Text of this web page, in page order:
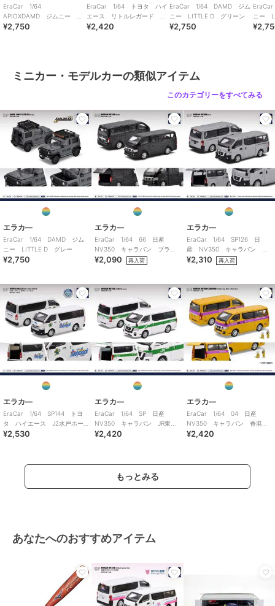
EraCar 1/64
APIOXDAMD ジムニー
THE ROOTS 東京オートサ
¥2,750
EraCar 1/64 トヨタ ハイ
エース リトルレガード
15th ANNIVERSARY
¥2,420
EraCar 1/64 DAMD ジム
ニー LITTLE D グリーン
¥2,750
ニー
ミニカー・モデルカーの類似アイテム
このカテゴリーをすべてみる
エラカ―
EraCar 1/64 DAMD ジム
ニー LITTLE D グレー
¥2,750
エラカ―
EraCar 1/64 66 日産
NV350 キャラバン ブラッ
ク
¥2,090 再入荷
エラカ―
EraCar 1/64 SP126 日
産 NV350 キャラバン シ
ルバー 日本限定カラー
¥2,310 再入荷
エラカ―
EraCar 1/64 SP144 トヨ
タ ハイエース J2水戸ホー
リーホック
¥2,530
エラカ―
EraCar 1/64 SP 日産
NV350 キャラバン JR東日
本 土浦運輸区 業務用自動
¥2,420
エラカ―
EraCar 1/64 04 日産
NV350 キャラバン 香港ミ
ニスクールバス
¥2,420
もっとみる
あなたへのおすすめアイテム